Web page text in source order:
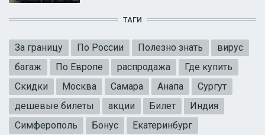
ТАГИ
За границу По России Полезно знать
вирус
багаж
По Европе распродажа
Где купить
Скидки
Москва Самара Анапа
Сургут
дешевые билеты
акции Билет
Индия
Симферополь
Бонус Екатеринбург